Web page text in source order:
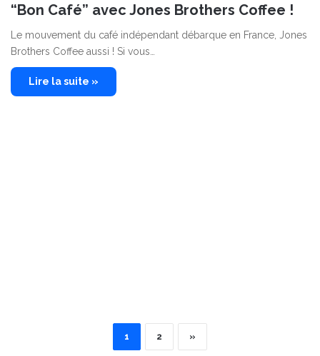
“Bon Café” avec Jones Brothers Coffee !
Le mouvement du café indépendant débarque en France, Jones
Brothers Coffee aussi ! Si vous…
Lire la suite »
1 2 »